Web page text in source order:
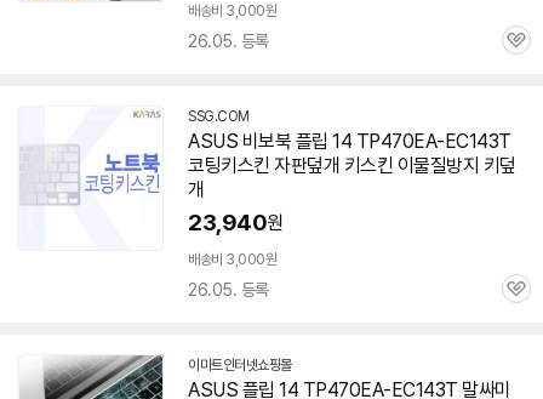
배송비 3,000원
26.05. 등록
관
SSG.COM
ASUS 비보북 플립 14 TP470EA-EC143T
코팅키스킨 자판덮개 키스킨 이물질방지 키덮
개
23,940원
배송비 3,000원
26.05. 등록
관
이마트인터넷쇼핑몰
ASUS 플립 14 TP470EA-EC143T 말싸미